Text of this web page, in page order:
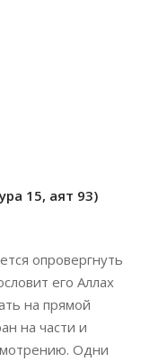
15, аят 93)
опровергнуть
его Аллах
на прямой
на части и
Одни